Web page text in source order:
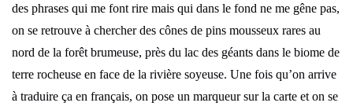
des phrases qui me font rire mais qui dans le fond ne me gêne pas,
on se retrouve à chercher des cônes de pins mousseux rares au
nord de la forêt brumeuse, près du lac des géants dans le biome de
terre rocheuse en face de la rivière soyeuse. Une fois qu’on arrive
à traduire ça en français, on pose un marqueur sur la carte et on se